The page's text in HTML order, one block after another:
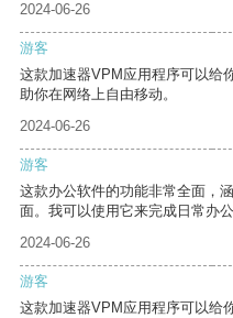
2024-06-26
游客
这款加速器VPM应用程序可以给
助你在网络上自由移动。
2024-06-26
游客
这款办公软件的功能非常全面，
面。我可以使用它来完成日常办
2024-06-26
游客
这款加速器VPM应用程序可以给